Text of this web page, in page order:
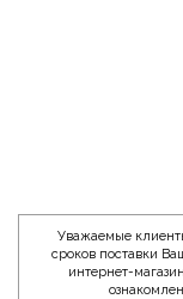
Уважаемые
сроков поставки
интернет-